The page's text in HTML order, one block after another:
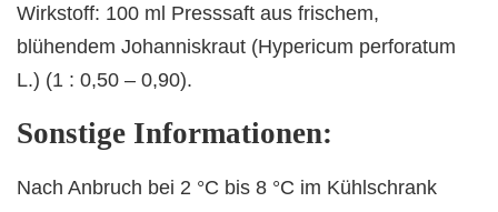
Wirkstoff: 100 ml Presssaft aus frischem,
blühendem Johanniskraut (Hypericum perforatum
L.) (1 : 0,50 – 0,90).
Sonstige Informationen:
Nach Anbruch bei 2 °C bis 8 °C im Kühlschrank